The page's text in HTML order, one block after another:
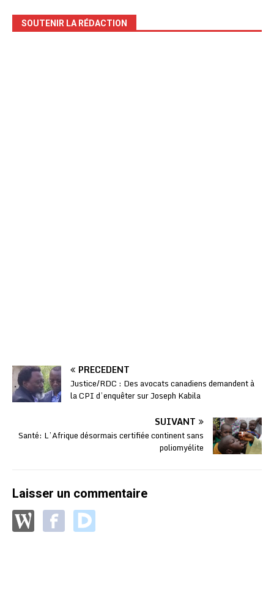
SOUTENIR LA RÉDACTION
PRÉCÉDENT
Justice/RDC : Des avocats canadiens demandent à
la CPI d’enquêter sur Joseph Kabila
SUIVANT
Santé: L’Afrique désormais certifiée continent sans
poliomyélite
Laisser un commentaire